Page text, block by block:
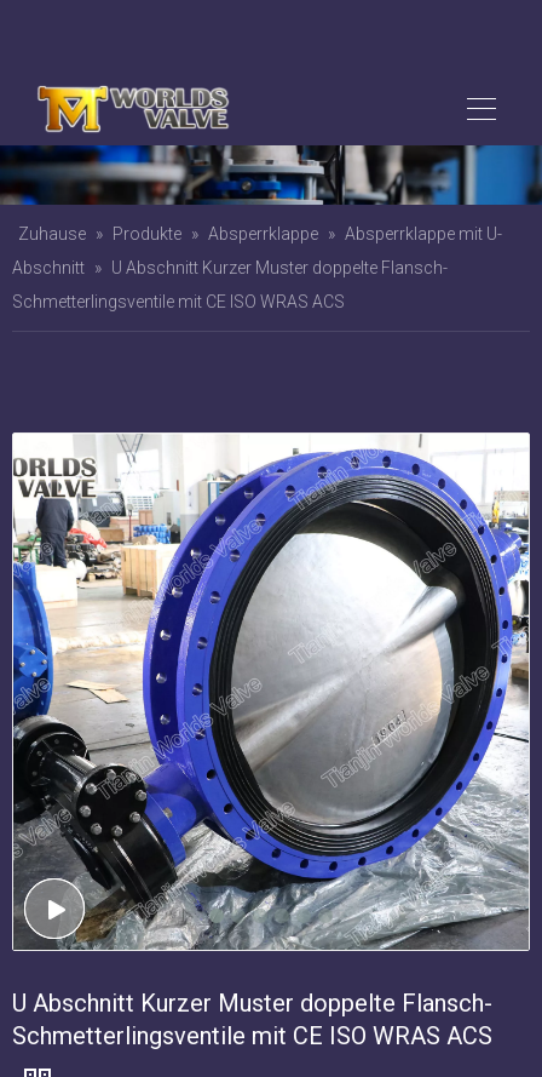
Zuhause » Produkte » Absperrklappe »
Absperrklappe mit U-
Abschnitt
U Abschnitt Kurzer Muster doppelte Flansch-
Schmetterlingsventile mit CE ISO WRAS ACS
U Abschnitt Kurzer Muster doppelte Flansch-
Schmetterlingsventile mit CE ISO WRAS ACS
Das elastische sitzende Schmetterlingsventil ist ein doppeltes
Flansch-Design, das für den Dead-End-Service verwendet